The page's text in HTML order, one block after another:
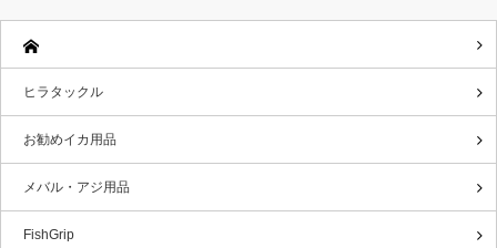
ヒラタックル
お勧めイカ用品
メバル・アジ用品
FishGrip